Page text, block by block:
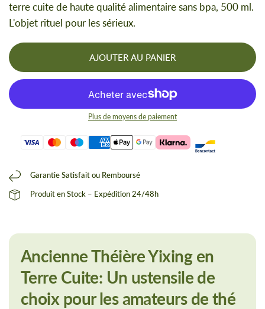
terre cuite de haute qualité alimentaire sans bpa, 500 ml.
L'objet rituel pour les sérieux.
AJOUTER AU PANIER
Plus de moyens de paiement
Garantie Satisfait ou Remboursé
Produit en Stock – Expédition 24/48h
Ancienne Théière Yixing en
Terre Cuite: Un ustensile de
choix pour les amateurs de thé